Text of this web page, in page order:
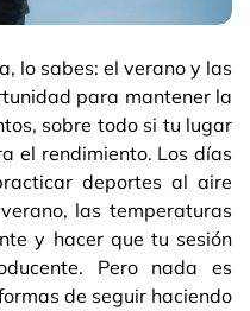
lo sabes: el verano y las
para mantener la
sobre todo si tu lugar
el rendimiento. Los días
deportes al aire
las temperaturas
y hacer que tu sesión
Pero nada es
de seguir haciendo